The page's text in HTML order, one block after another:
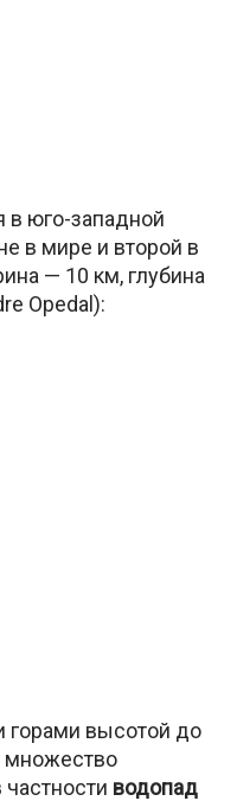
в юго-западной
в мире и второй в
— 10 км, глубина
Opedal):
высотой до
множество
водопад